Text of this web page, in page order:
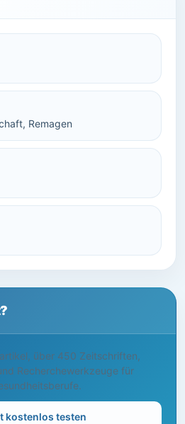
Remagen
über 450 Zeitschriften,
Recherchewerkzeuge für
kostenlos testen